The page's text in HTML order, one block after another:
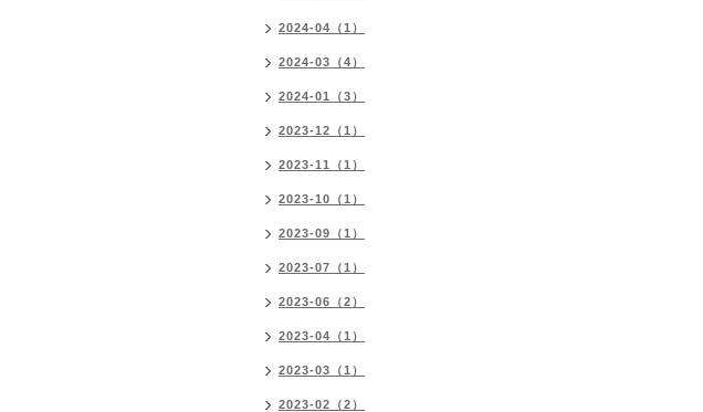
2024-04（1）
2024-03（4）
2024-01（3）
2023-12（1）
2023-11（1）
2023-10（1）
2023-09（1）
2023-07（1）
2023-06（2）
2023-04（1）
2023-03（1）
2023-02（2）